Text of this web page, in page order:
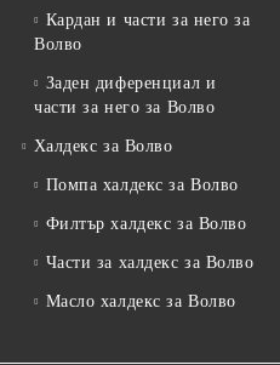
Кардан и части за него за
Волво
Заден диференциал и
части за него за Волво
Халдекс за Волво
Помпа халдекс за Волво
Филтър халдекс за Волво
Части за халдекс за Волво
Масло халдекс за Волво